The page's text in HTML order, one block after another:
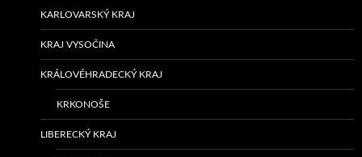
KARLOVARSKÝ KRAJ
KRAJ VYSOČINA
KRÁLOVÉHRADECKÝ KRAJ
KRKONOŠE
LIBERECKÝ KRAJ